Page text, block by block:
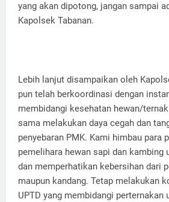
yang akan dipotong, jangan sampai
Kapolsek Tabanan.
Lebih lanjut disampaikan oleh
pun telah berkoordinasi dengan
membidangi kesehatan hewan/
sama melakukan daya cegah dan
penyebaran PMK. Kami himbau para
pemelihara hewan sapi dan kambing
dan memperhatikan kebersihan dari
maupun kandang. Tetap melakukan
UPTD yang membidangi perternakan